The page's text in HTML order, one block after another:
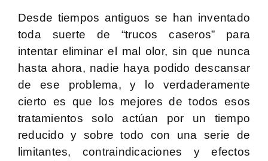
Desde tiempos antiguos se han inventado
toda suerte de “trucos caseros” para
intentar eliminar el mal olor, sin que nunca
hasta ahora, nadie haya podido descansar
de ese problema, y lo verdaderamente
cierto es que los mejores de todos esos
tratamientos solo actúan por un tiempo
reducido y sobre todo con una serie de
limitantes, contraindicaciones y efectos